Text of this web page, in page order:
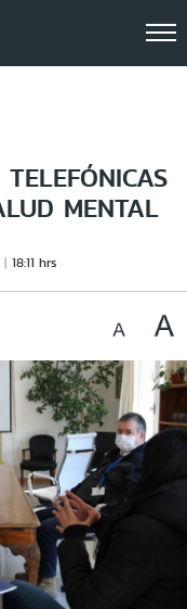
MENTAL
18:11 hrs